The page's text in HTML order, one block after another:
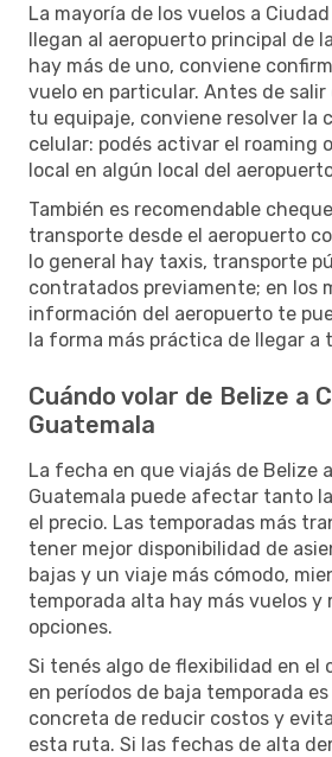
La mayoría de los vuelos a
llegan al aeropuerto principal de
hay más de uno, conviene
vuelo en particular. Antes de
tu equipaje, conviene resolver la
celular: podés activar el roaming
local en algún local del
También es recomendable
transporte desde el aeropuerto
lo general hay taxis, transporte
contratados previamente; en los
información del aeropuerto te
la forma más práctica de llegar a
Cuándo volar de Belize a
Guatemala
La fecha en que viajás de Belize
Guatemala puede afectar tanto
el precio. Las temporadas más
tener mejor disponibilidad de
bajas y un viaje más cómodo,
temporada alta hay más vuelos y
opciones.
Si tenés algo de flexibilidad en el
en períodos de baja temporada
concreta de reducir costos y
esta ruta. Si las fechas de alta